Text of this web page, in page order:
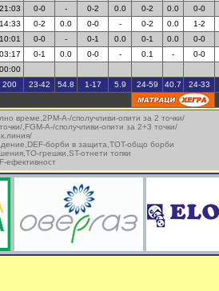
21:03 0-0 - 0-2 0.0 0-2 0.0 0-0
14:33 0-2 0.0 0-0 - 0-2 0.0 1-2
10:01 0-0 - 0-1 0.0 0-1 0.0 0-0
03:17 0-1 0.0 0-0 - 0.1 - 0-0
00:00
200 23-42 54.8 1-17 5.9 24-59 40.7 24-33
време,2PM-A-/сполучливи-опити за 2 точки/
,FGM-A-/сполучливи-опити за 2+3 точки/
борби в защита ,ТOT-общо борби
TO-грешки, ST-отнети топки
ефективност